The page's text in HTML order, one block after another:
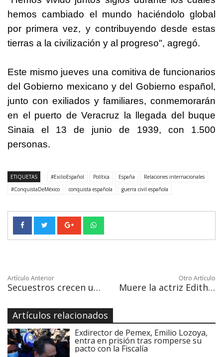
hemos cambiado el mundo haciéndolo global
por primera vez, y contribuyendo desde estas
tierras a la civilización y al progreso", agregó.
Este mismo jueves una comitiva de funcionarios
del Gobierno mexicano y del Gobierno español,
junto con exiliados y familiares, conmemorarán
en el puerto de Veracruz la llegada del buque
Sinaia el 13 de junio de 1939, con 1.500
personas.
ETIQUETAS #ExilioEspañol Política España
Relaciones internacionales
#ConquistaDeMéxico
conquista española guerra civil española
Artículo Anterior
Secuestros crecen un 103 % en la Ciudad de México en primeros 5 meses del año
Otro Artículo
Muere la actriz Edith González a los 54 años víctima del cáncer
Artículos relacionados
Exdirector de Pemex, Emilio Lozoya,
entra en prisión tras romperse su
pacto con la Fiscalía